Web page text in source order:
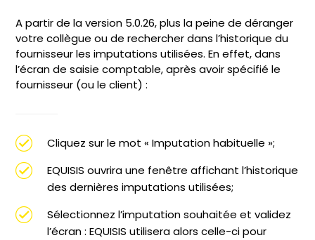
A partir de la version 5.0.26, plus la peine de déranger
votre collègue ou de rechercher dans l’historique du
fournisseur les imputations utilisées. En effet, dans
l’écran de saisie comptable, après avoir spécifié le
fournisseur (ou le client) :
Cliquez sur le mot « Imputation habituelle »;
EQUISIS ouvrira une fenêtre affichant l’historique
des dernières imputations utilisées;
Sélectionnez l’imputation souhaitée et validez
l’écran : EQUISIS utilisera alors celle-ci pour